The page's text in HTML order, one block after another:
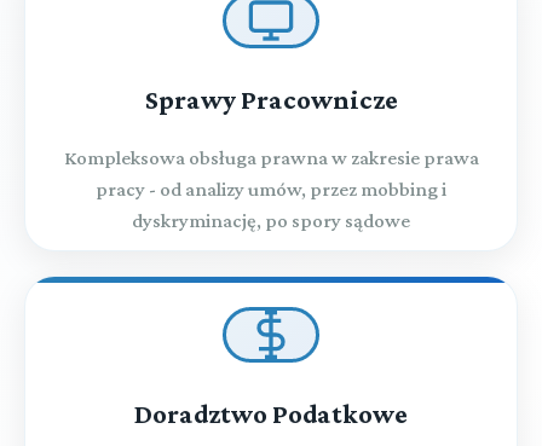
Sprawy Pracownicze
Kompleksowa obsługa prawna w zakresie prawa
pracy - od analizy umów, przez mobbing i
dyskryminację, po spory sądowe
Doradztwo Podatkowe